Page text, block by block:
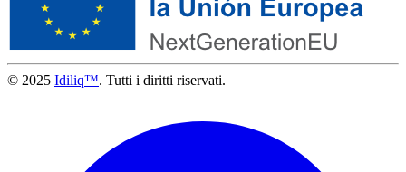
© 2025 Idiliq™. Tutti i diritti riservati.